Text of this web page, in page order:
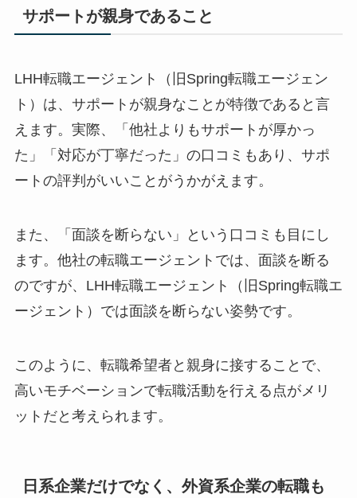
サポートが親身であること
LHH転職エージェント（旧Spring転職エージェン
ト）は、サポートが親身なことが特徴であると言
えます。実際、「他社よりもサポートが厚かっ
た」「対応が丁寧だった」の口コミもあり、サポ
ートの評判がいいことがうかがえます。
また、「面談を断らない」という口コミも目にし
ます。他社の転職エージェントでは、面談を断る
のですが、LHH転職エージェント（旧Spring転職エ
ージェント）では面談を断らない姿勢です。
このように、転職希望者と親身に接することで、
高いモチベーションで転職活動を行える点がメリ
ットだと考えられます。
日系企業だけでなく、外資系企業の転職も